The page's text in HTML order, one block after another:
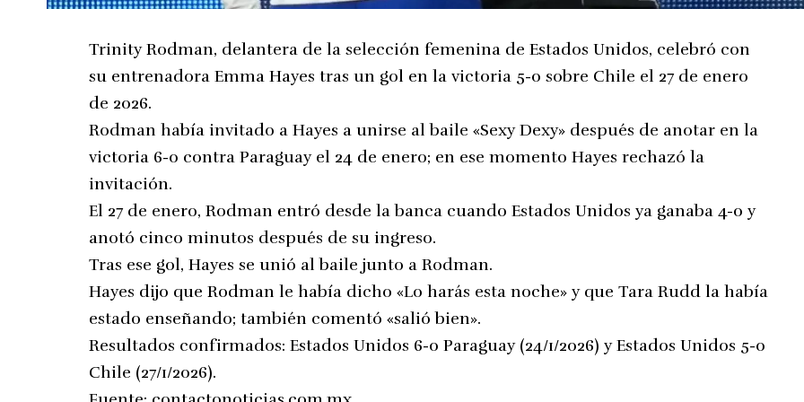
Trinity Rodman, delantera de la selección femenina de Estados Unidos, celebró con
su entrenadora Emma Hayes tras un gol en la victoria 5-0 sobre Chile el 27 de enero
de 2026.
Rodman había invitado a Hayes a unirse al baile «Sexy Dexy» después de anotar en la
victoria 6-0 contra Paraguay el 24 de enero; en ese momento Hayes rechazó la
invitación.
El 27 de enero, Rodman entró desde la banca cuando Estados Unidos ya ganaba 4-0 y
anotó cinco minutos después de su ingreso.
Tras ese gol, Hayes se unió al baile junto a Rodman.
Hayes dijo que Rodman le había dicho «Lo harás esta noche» y que Tara Rudd la había
estado enseñando; también comentó «salió bien».
Resultados confirmados: Estados Unidos 6-0 Paraguay (24/1/2026) y Estados Unidos 5-0
Chile (27/1/2026).